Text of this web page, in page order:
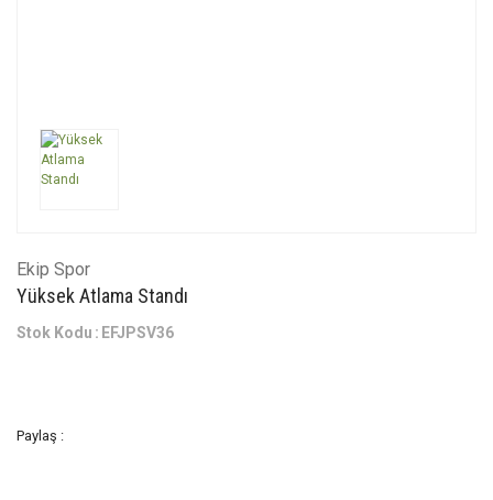
Ekip Spor
Yüksek Atlama Standı
Stok Kodu EFJPSV36
Paylaş :